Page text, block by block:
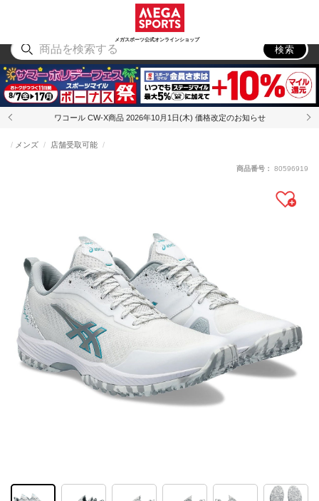
メガスポーツ公式オンラインショップ
アウトドア
検索
ワコール CW-X商品 2026年10月1日(木) 価格改定のお知らせ
メンズ 店舗受取可能
商品番号： 80596919